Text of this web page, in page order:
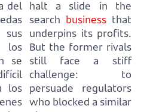
del
los
se
los
halt a slide in the
search business that
underpins its profits.
But the former rivals
still face a stiff
challenge:
to
persuade regulators
who blocked a similar